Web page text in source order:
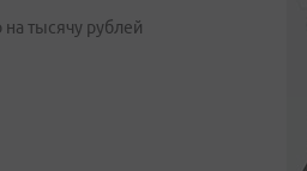
тысячу рублей